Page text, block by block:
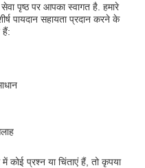
पृष्ठ पर आपका स्वागत है. हमारे
पायदान सहायता प्रदान करने के
हैं:
कोई प्रश्न या चिंताएं हैं, तो कृपया